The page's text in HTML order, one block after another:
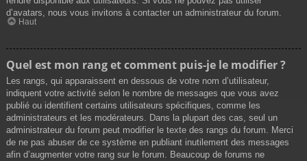
d’avatars, nous vous invitons à contacter un administrateur du forum.
Haut
Quel est mon rang et comment puis-je le modifier ?
Les rangs, qui apparaissent en dessous de votre nom d’utilisateur,
indiquent votre activité selon le nombre de messages que vous avez
publié ou identifient certains utilisateurs spécifiques, comme les
administrateurs et les modérateurs. Dans la plupart des cas, seul un
administrateur du forum peut modifier le texte des rangs du forum. Merci
de ne pas abuser de ce système en publiant inutilement des messages
afin d’augmenter votre rang sur le forum. Beaucoup de forums ne